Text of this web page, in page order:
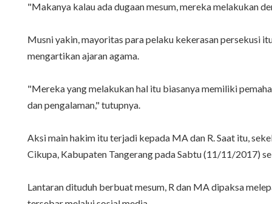
"Makanya kalau ada dugaan mesum, mereka melakukan
Musni yakin, mayoritas para pelaku kekerasan persekusi
mengartikan ajaran agama.
"Mereka yang melakukan hal itu biasanya memiliki
dan pengalaman," tutupnya.
Aksi main hakim itu terjadi kepada MA dan R. Saat itu,
Cikupa, Kabupaten Tangerang pada Sabtu (11/11/2017)
Lantaran dituduh berbuat mesum, R dan MA dipaksa